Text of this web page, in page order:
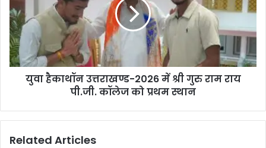
युवा हैकाथॉन उत्तराखण्ड-2026 में श्री गुरु राम राय
पी.जी. कॉलेज को प्रथम स्थान
Related Articles